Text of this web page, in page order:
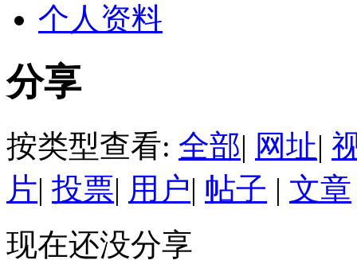
个人资料
分享
按类型查看: 全部| 网址|
片| 投票| 用户| 帖子 | 文章
现在还没分享